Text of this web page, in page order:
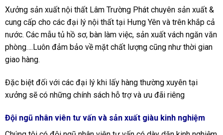
Xưởng sản xuất nội thất Lâm Trường Phát chuyên sản xuất &
cung cấp cho các đại lý nội thất tại Hưng Yên và trên khắp cả
nước. Các mẫu tủ hồ sơ, bàn làm việc, sản xuất vách ngăn văn
phòng….Luôn đảm bảo về mặt chất lượng cũng như thời gian
giao hàng.
Đặc biệt đối với các đại lý khi lấy hàng thường xuyên tại
xưởng sẽ có những chính sách hỗ trợ và ưu đãi riêng
Đội ngũ nhân viên tư vấn và sản xuất giàu kinh nghiệm